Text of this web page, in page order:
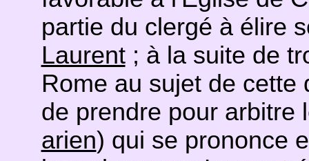
partie du clergé à élire
Laurent; à la suite de
Rome au sujet de cette
de prendre pour arbitre
arien) qui se prononce